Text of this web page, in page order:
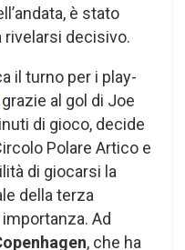
è stato
rivelarsi decisivo.
il turno per i play-
grazie al gol di Joe
di gioco, decide
Polare Artico e
di giocarsi la
della terza
Ad
, che ha